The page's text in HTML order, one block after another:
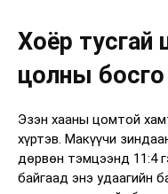
Хоёр тусгай
цолны босго
Эзэн хааны цомтой
хүртэв. Макүүчи
дөрвөн тэмцээнд 11:4
байгаад энэ удаагийн